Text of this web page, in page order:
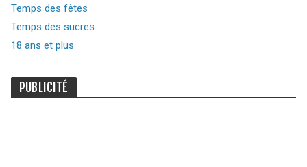
Temps des fêtes
Temps des sucres
18 ans et plus
PUBLICITÉ